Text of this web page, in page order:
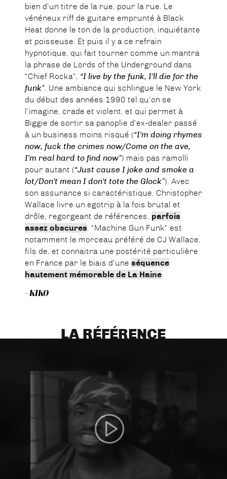
bien d’un titre de la rue, pour la rue. Le
vénéneux riff de guitare emprunté à Black
Heat donne le ton de la production, inquiétante
et poisseuse. Et puis il y a ce refrain
hypnotique, qui fait tourner comme un mantra
la phrase de Lords of the Underground dans
“Chief Rocka”, “I live by the funk, I’ll die for the
funk”. Une ambiance qui schlingue le New York
du début des années 1990 tel qu’on se
l’imagine, crade et violent, et qui permet à
Biggie de sortir sa panoplie d’ex-dealer passé
à un business moins risqué (“I'm doing rhymes
now, fuck the crimes now/Come on the ave,
I'm real hard to find now”) mais pas ramolli
pour autant (“Just cause I joke and smoke a
lot/Don't mean I don't tote the Glock”). Avec
son assurance si caractéristique, Christopher
Wallace livre un egotrip à la fois brutal et
drôle, regorgeant de références, parfois
assez obscures. “Machine Gun Funk” est
notamment le morceau préféré de CJ Wallace,
fils de, et connaitra une postérité particulière
en France par le biais d’une séquence
hautement mémorable de La Haine.
- KIKO
LA RÉFÉRENCE